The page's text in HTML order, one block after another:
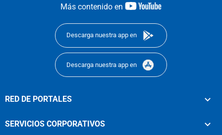
Más contenido en
youtube-
Descarga nuestra app en
Descarga nuestra app en
RED DE PORTALES
SERVICIOS CORPORATIVOS